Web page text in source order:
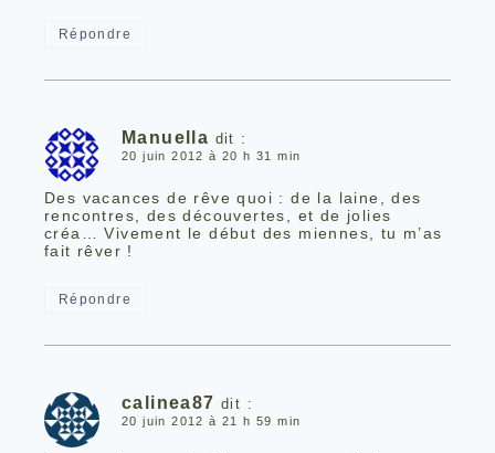
Répondre
Manuella dit :
20 juin 2012 à 20 h 31 min
Des vacances de rêve quoi : de la laine, des
rencontres, des découvertes, et de jolies
créa… Vivement le début des miennes, tu m’as
fait rêver !
Répondre
calinea87 dit :
20 juin 2012 à 21 h 59 min